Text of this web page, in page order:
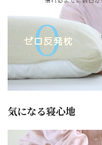
気になる寝心地